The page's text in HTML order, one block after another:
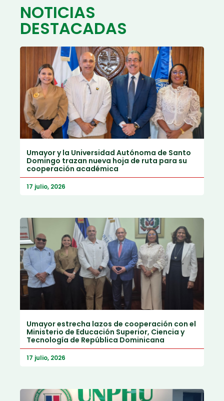
NOTICIAS
DESTACADAS
Umayor y la Universidad Autónoma de Santo
Domingo trazan nueva hoja de ruta para su
cooperación académica
17 julio, 2026
Umayor estrecha lazos de cooperación con el
Ministerio de Educación Superior, Ciencia y
Tecnología de República Dominicana
17 julio, 2026